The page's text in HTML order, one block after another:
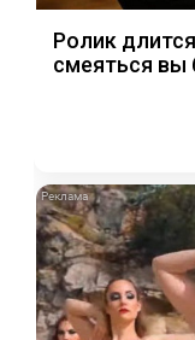
Ролик
смеяться вы